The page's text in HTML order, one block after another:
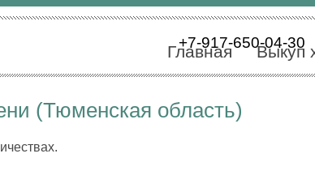
+7-917-650-04-30
Главная Выкуп
(Тюменская область)